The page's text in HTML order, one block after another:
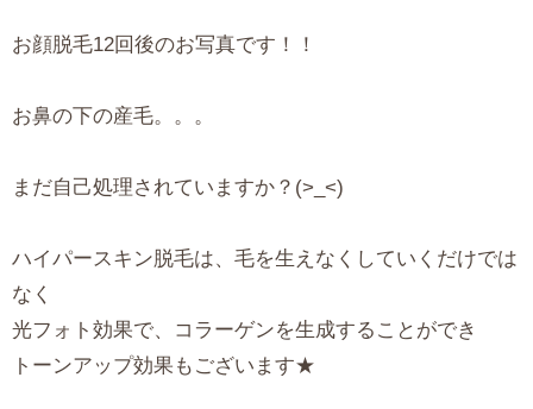
お顔脱毛12回後のお写真です！！
お鼻の下の産毛。。。
まだ自己処理されていますか？(>_<)
ハイパースキン脱毛は、毛を生えなくしていくだけでは
なく
光フォト効果で、コラーゲンを生成することができ
トーンアップ効果もございます★